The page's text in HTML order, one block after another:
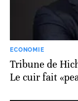
ECONOMIE
Tribune de
Le cuir fait